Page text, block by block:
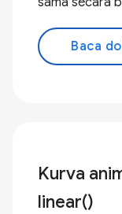
Baca
Kurva
linear()